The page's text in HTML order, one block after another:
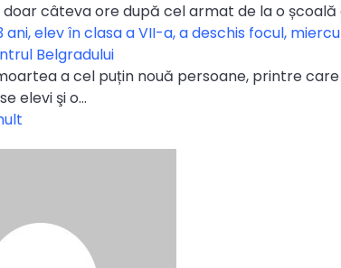
câteva ore după cel armat de la o școală
ani, elev în clasa a VII-a, a deschis focul,
Belgradului
a cel puțin nouă persoane, printre care
elevi şi o…